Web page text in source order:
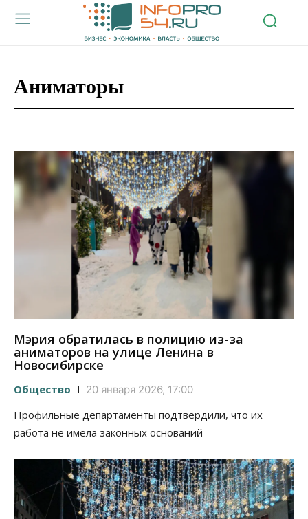
Аниматоры
Мэрия обратилась в полицию из-за
аниматоров на улице Ленина в
Новосибирске
Общество 20 января 2026, 17:00
Профильные департаменты подтвердили, что их
работа не имела законных оснований